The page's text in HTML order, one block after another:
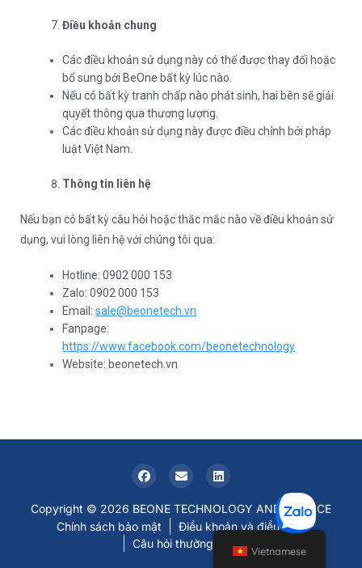
Điều khoản chung
Các điều khoản sử dụng này có thể được thay đổi hoặc
bổ sung bởi BeOne bất kỳ lúc nào.
Nếu có bất kỳ tranh chấp nào phát sinh, hai bên sẽ giải
quyết thông qua thương lượng.
Các điều khoản sử dụng này được điều chỉnh bởi pháp
luật Việt Nam.
Thông tin liên hệ
Nếu bạn có bất kỳ câu hỏi hoặc thắc mắc nào về điều khoản sử
dụng, vui lòng liên hệ với chúng tôi qua:
Hotline: 0902 000 153
Zalo: 0902 000 153
Email:sale@beonetech.vn
Fanpage:
https://www.facebook.com/beonetechnology
Website: beonetech.vn
Copyright © 2026 BEONE TECHNOLOGY AND SERVICE
Chính sách bảo mật
Điều khoản và điều kiện
Câu hỏi thường gặp
Vietnamese